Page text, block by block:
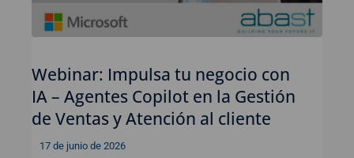
Webinar: Impulsa tu negocio con
IA – Agentes Copilot en la Gestión
de Ventas y Atención al cliente
17 de junio de 2026